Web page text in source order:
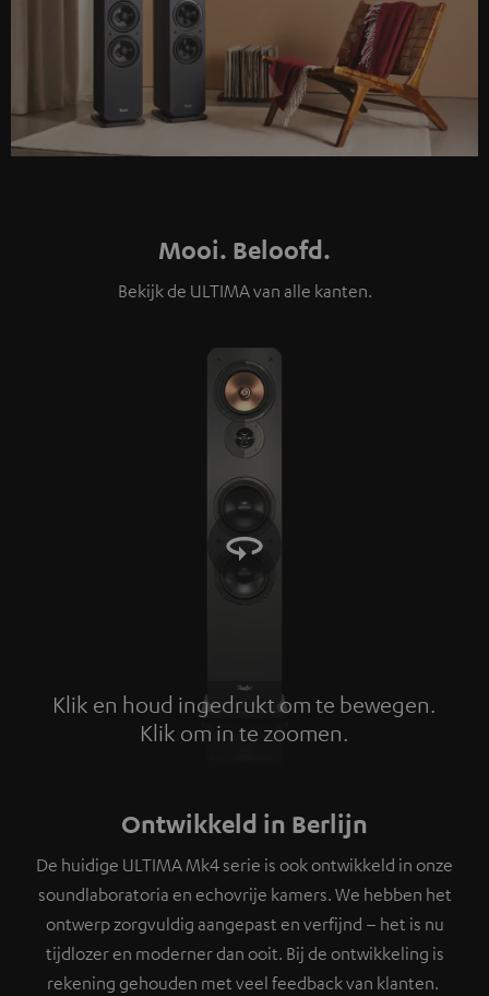
Mooi. Beloofd.
Bekijk de ULTIMA van alle kanten.
Klik en houd ingedrukt om te bewegen.
Klik om in te zoomen.
Tap to zoom
Ontwikkeld in Berlijn
De huidige ULTIMA Mk4 serie is ook ontwikkeld in onze
soundlaboratoria en echovrije kamers. We hebben het
ontwerp zorgvuldig aangepast en verfijnd – het is nu
tijdlozer en moderner dan ooit. Bij de ontwikkeling is
rekening gehouden met veel feedback van klanten.